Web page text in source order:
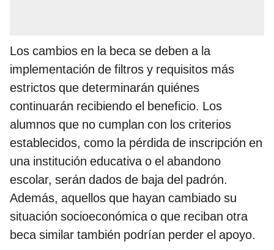
Los cambios en la beca se deben a la
implementación de filtros y requisitos más
estrictos que determinarán quiénes
continuarán recibiendo el beneficio. Los
alumnos que no cumplan con los criterios
establecidos, como la pérdida de inscripción en
una institución educativa o el abandono
escolar, serán dados de baja del padrón.
Además, aquellos que hayan cambiado su
situación socioeconómica o que reciban otra
beca similar también podrían perder el apoyo.